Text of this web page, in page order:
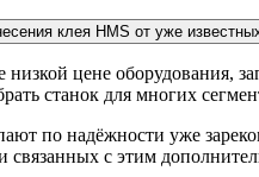
клея HMS от уже
низкой цене
станок для многих
по надёжности уже
с этим